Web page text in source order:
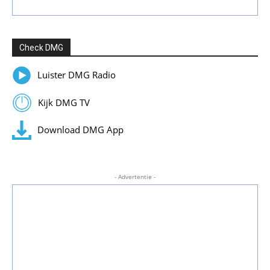
Check DMG
Luister DMG Radio
Kijk DMG TV
Download DMG App
- Advertentie -